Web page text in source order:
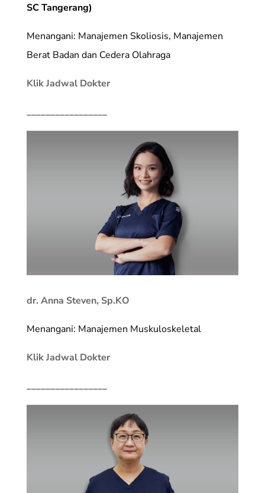
SC Tangerang)
Menangani: Manajemen Skoliosis, Manajemen
Berat Badan dan Cedera Olahraga
Klik Jadwal Dokter
_________________
dr. Anna Steven, Sp.KO
Menangani: Manajemen Muskuloskeletal
Klik Jadwal Dokter
_________________